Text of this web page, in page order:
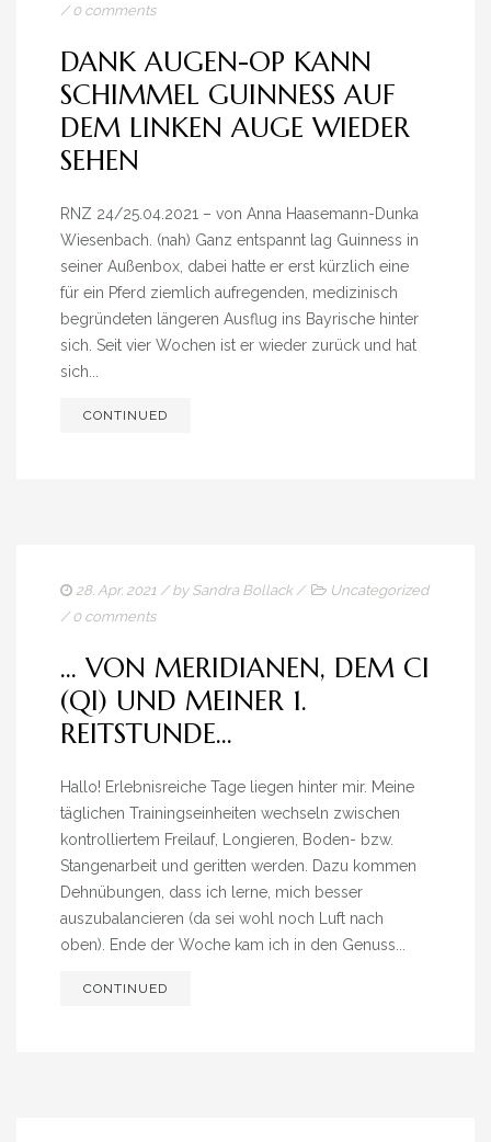
/ 0 comments
DANK AUGEN-OP KANN
SCHIMMEL GUINNESS AUF
DEM LINKEN AUGE WIEDER
SEHEN
RNZ 24/25.04.2021 – von Anna Haasemann-Dunka
Wiesenbach. (nah) Ganz entspannt lag Guinness in
seiner Außenbox, dabei hatte er erst kürzlich eine
für ein Pferd ziemlich aufregenden, medizinisch
begründeten längeren Ausflug ins Bayrische hinter
sich. Seit vier Wochen ist er wieder zurück und hat
sich...
CONTINUED
28. Apr. 2021 / by Sandra Bollack/
Uncategorized
/ 0 comments
… VON MERIDIANEN, DEM CI
(QI) UND MEINER 1.
REITSTUNDE…
Hallo! Erlebnisreiche Tage liegen hinter mir. Meine
täglichen Trainingseinheiten wechseln zwischen
kontrolliertem Freilauf, Longieren, Boden- bzw.
Stangenarbeit und geritten werden. Dazu kommen
Dehnübungen, dass ich lerne, mich besser
auszubalancieren (da sei wohl noch Luft nach
oben). Ende der Woche kam ich in den Genuss...
CONTINUED